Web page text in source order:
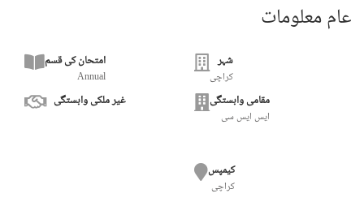
عام معلومات
شہر
کراچی
امتحان کی قسم
Annual
مقامی وابستگی
ایس ایس سی
غیر ملکی وابستگی
کیمپس
کراچی